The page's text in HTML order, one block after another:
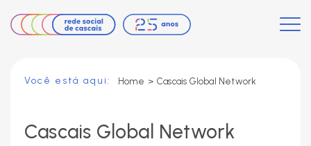
Você está aqui: Home > Cascais Global Network
Cascais Global Network